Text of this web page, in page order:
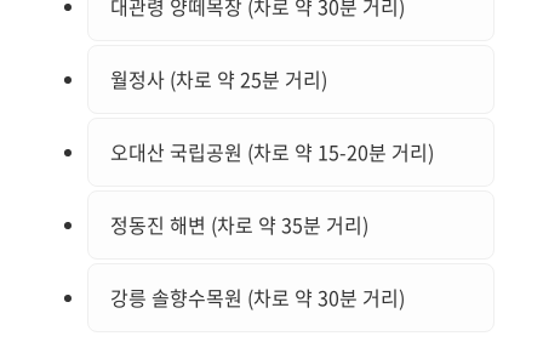
월정사 (차로 약 25분 거리)
오대산 국립공원 (차로 약 15-20분 거리)
정동진 해변 (차로 약 35분 거리)
강릉 솔향수목원 (차로 약 30분 거리)